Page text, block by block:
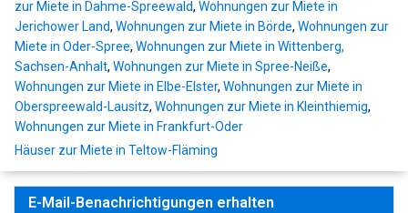
zur Miete in Dahme-Spreewald, Wohnungen zur Miete in
Jerichower Land, Wohnungen zur Miete in Börde, Wohnungen zur
Miete in Oder-Spree, Wohnungen zur Miete in Wittenberg,
Sachsen-Anhalt, Wohnungen zur Miete in Spree-Neiße,
Wohnungen zur Miete in Elbe-Elster, Wohnungen zur Miete in
Oberspreewald-Lausitz, Wohnungen zur Miete in Kleinthiemig,
Wohnungen zur Miete in Frankfurt-Oder
Häuser zur Miete in Teltow-Fläming
E-Mail-Benachrichtigungen erhalten